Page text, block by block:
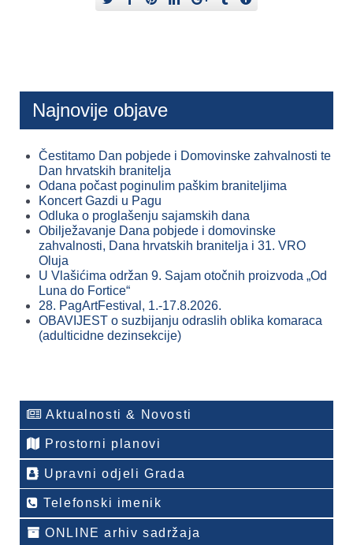
Najnovije objave
Čestitamo Dan pobjede i Domovinske zahvalnosti te
Dan hrvatskih branitelja
Odana počast poginulim paškim braniteljima
Koncert Gazdi u Pagu
Odluka o proglašenju sajamskih dana
Obilježavanje Dana pobjede i domovinske
zahvalnosti, Dana hrvatskih branitelja i 31. VRO
Oluja
U Vlašićima održan 9. Sajam otočnih proizvoda „Od
Luna do Fortice“
28. PagArtFestival, 1.-17.8.2026.
OBAVIJEST o suzbijanju odraslih oblika komaraca
(adulticidne dezinsekcije)
Aktualnosti & Novosti
Prostorni planovi
Upravni odjeli Grada
Telefonski imenik
ONLINE arhiv sadržaja